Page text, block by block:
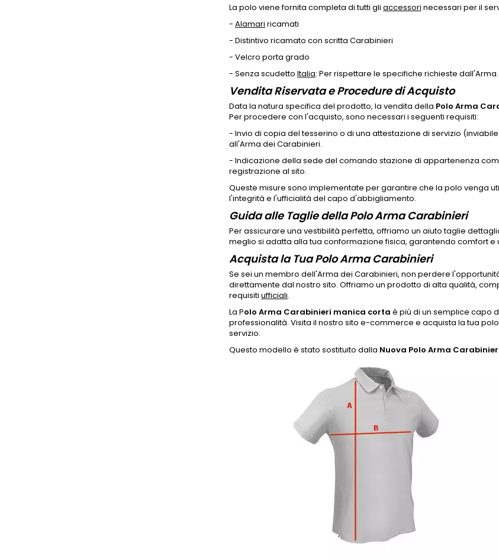
La polo viene fornita completa di tutti gli accessori necessari per il
- Alamari ricamati
- Distintivo ricamato con scritta Carabinieri
- Velcro porta grado
- Senza scudetto Italia: Per rispettare le specifiche richieste dall'Arma.
Vendita Riservata e Procedure di Acquisto
Data la natura specifica del prodotto, la vendita della Polo Arma
Per procedere con l'acquisto, sono necessari i seguenti requisiti:
- Invio di copia del tesserino o di una attestazione di servizio
all'Arma dei Carabinieri.
- Indicazione della sede del comando stazione di appartenenza
registrazione al sito.
Queste misure sono implementate per garantire che la polo venga
l'integrità e l'ufficialità del capo d'abbigliamento.
Guida alle Taglie della Polo Arma Carabinieri
Per assicurare una vestibilità perfetta, offriamo un aiuto taglie
meglio si adatta alla tua conformazione fisica, garantendo comfort
Acquista la Tua Polo Arma Carabinieri
Se sei un membro dell'Arma dei Carabinieri, non perdere
direttamente dal nostro sito. Offriamo un prodotto di alta qualità,
requisiti ufficiali.
La Polo Arma Carabinieri manica corta è più di un semplice capo
professionalità. Visita il nostro sito e-commerce e acquista la tua
servizio.
Questo modello è stato sostituito dalla Nuova Polo Arma